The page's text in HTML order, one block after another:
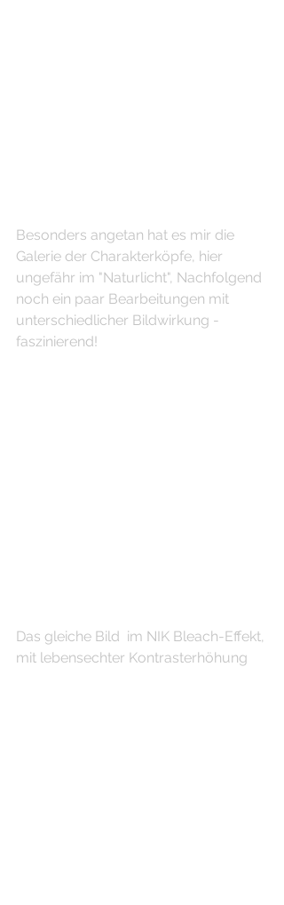
Besonders angetan hat es mir die
Galerie der Charakterköpfe, hier
ungefähr im "Naturlicht", Nachfolgend
noch ein paar Bearbeitungen mit
unterschiedlicher Bildwirkung -
faszinierend!
Das gleiche Bild  im NIK Bleach-Effekt,
mit lebensechter Kontrasterhöhung